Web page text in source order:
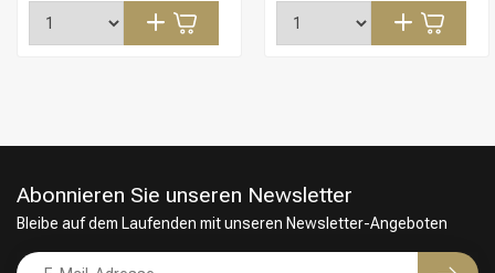
Abonnieren Sie unseren Newsletter
Bleibe auf dem Laufenden mit unseren Newsletter-Angeboten